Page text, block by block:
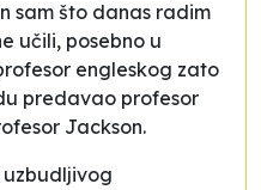
sam što danas radim
učili, posebno u
engleskog zato
predavao profesor
Jackson.
uzbudljivog